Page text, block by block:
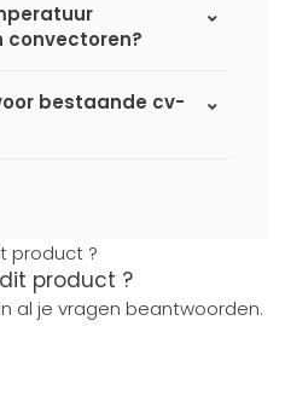
bestaande cv-
product ?
al je vragen beantwoorden.